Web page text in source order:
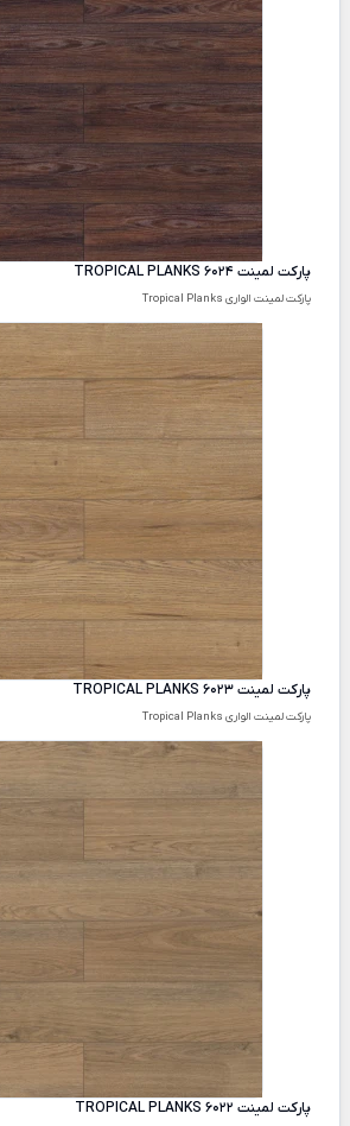
پارکت لمینت TROPICAL PLANKS 6024
پارکت لمینت الواری Tropical Planks
پارکت لمینت TROPICAL PLANKS 6023
پارکت لمینت الواری Tropical Planks
پارکت لمینت TROPICAL PLANKS 6022